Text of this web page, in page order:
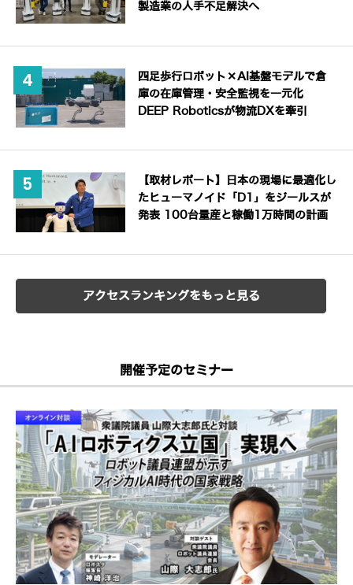
製造業の人手不足解決へ
四足歩行ロボット×AI基盤モデルで倉
庫の在庫管理・安全監視を一元化
DEEP Roboticsが物流DXを牽引
【取材レポート】日本の現場に最適化し
たヒューマノイド「D1」をジールスが
発表 100台量産と稼働1万時間の計画
アクセスランキングをもっと見る
開催予定のセミナー